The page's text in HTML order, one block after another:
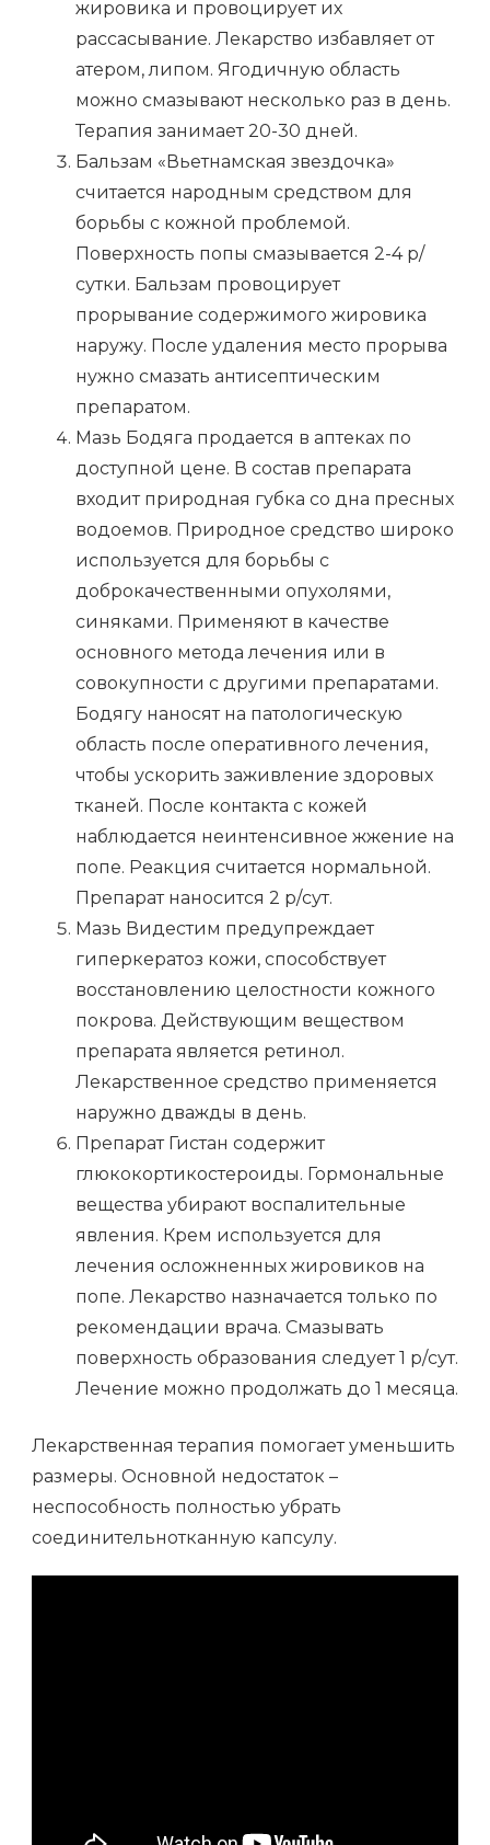
жировика и провоцирует их
рассасывание. Лекарство избавляет от
атером, липом. Ягодичную область
можно смазывают несколько раз в день.
Терапия занимает 20-30 дней.
Бальзам «Вьетнамская звездочка»
считается народным средством для
борьбы с кожной проблемой.
Поверхность попы смазывается 2-4 р/
сутки. Бальзам провоцирует
прорывание содержимого жировика
наружу. После удаления место прорыва
нужно смазать антисептическим
препаратом.
Мазь Бодяга продается в аптеках по
доступной цене. В состав препарата
входит природная губка со дна пресных
водоемов. Природное средство широко
используется для борьбы с
доброкачественными опухолями,
синяками. Применяют в качестве
основного метода лечения или в
совокупности с другими препаратами.
Бодягу наносят на патологическую
область после оперативного лечения,
чтобы ускорить заживление здоровых
тканей. После контакта с кожей
наблюдается неинтенсивное жжение на
попе. Реакция считается нормальной.
Препарат наносится 2 р/сут.
Мазь Видестим предупреждает
гиперкератоз кожи, способствует
восстановлению целостности кожного
покрова. Действующим веществом
препарата является ретинол.
Лекарственное средство применяется
наружно дважды в день.
Препарат Гистан содержит
глюкокортикостероиды. Гормональные
вещества убирают воспалительные
явления. Крем используется для
лечения осложненных жировиков на
попе. Лекарство назначается только по
рекомендации врача. Смазывать
поверхность образования следует 1 р/сут.
Лечение можно продолжать до 1 месяца.
Лекарственная терапия помогает уменьшить
размеры. Основной недостаток –
неспособность полностью убрать
соединительнотканную капсулу.